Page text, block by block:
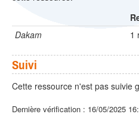
Dakam
1
Suivi
Cette ressource n'est pas suivie
Dernière vérification : 16/05/2025